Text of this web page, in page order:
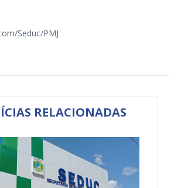
Seduc/PMJ
RELACIONADAS